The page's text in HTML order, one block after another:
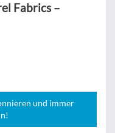
Fabrics –
und immer